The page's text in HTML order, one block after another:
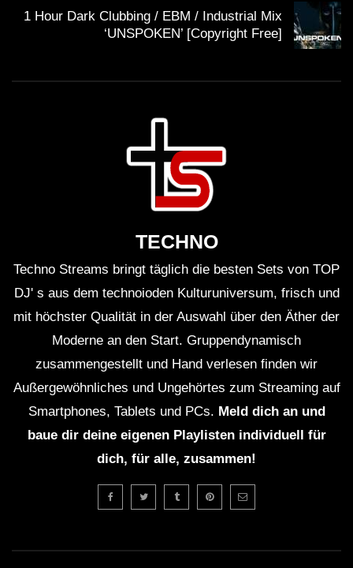
1 Hour Dark Clubbing / EBM / Industrial Mix
‘UNSPOKEN’ [Copyright Free]
TECHNO
Techno Streams bringt täglich die besten Sets von TOP
DJ' s aus dem technoioden Kulturuniversum, frisch und
mit höchster Qualität in der Auswahl über den Äther der
Moderne an den Start. Gruppendynamisch
zusammengestellt und Hand verlesen finden wir
Außergewöhnliches und Ungehörtes zum Streaming auf
Smartphones, Tablets und PCs. Meld dich an und
baue dir deine eigenen Playlisten individuell für
dich, für alle, zusammen!